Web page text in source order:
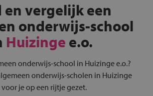
en vergelijk een
onderwijs-school
Huizinge e.o.
onderwijs-school in Huizinge e.o.?
onderwijs-scholen in Huizinge
je op een rijtje gezet.